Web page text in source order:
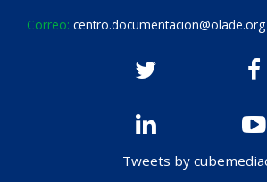
Correo: centro.documentacion@olade.org
Tweets by